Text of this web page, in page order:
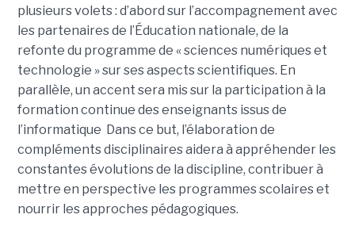
plusieurs volets : d’abord sur l’accompagnement avec
les partenaires de l’Éducation nationale, de la
refonte du programme de « sciences numériques et
technologie » sur ses aspects scientifiques. En
parallèle, un accent sera mis sur la participation à la
formation continue des enseignants issus de
l’informatique Dans ce but, l’élaboration de
compléments disciplinaires aidera à appréhender les
constantes évolutions de la discipline, contribuer à
mettre en perspective les programmes scolaires et
nourrir les approches pédagogiques.